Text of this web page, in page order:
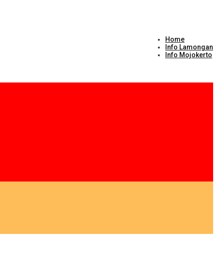
Home
Info Lamongan
Info Mojokerto